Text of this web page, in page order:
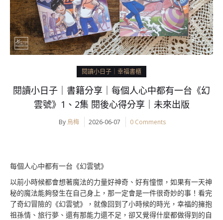
閱讀小日子｜幸福書櫃
閱讀小日子｜書籍分享｜每個人心中都有一台《幻
雲號》1、2集 閱後心得分享｜未來出版
By 烏梅 2026-06-07 0 Comments
每個人心中都有一台《幻雲號》
以前小時候都會想著魔法的力量好神奇、好有憧憬，如果有一天神
秘的魔法能夠發生在自己身上，那一定會是一件很奇妙的事！看完
了奇幻冒險的《幻雲號》，就像回到了小時候的時光，幸福的擁抱
祖孫情、旅行夢、還有那能力還不足，卻又覺得什麼都做得到的自